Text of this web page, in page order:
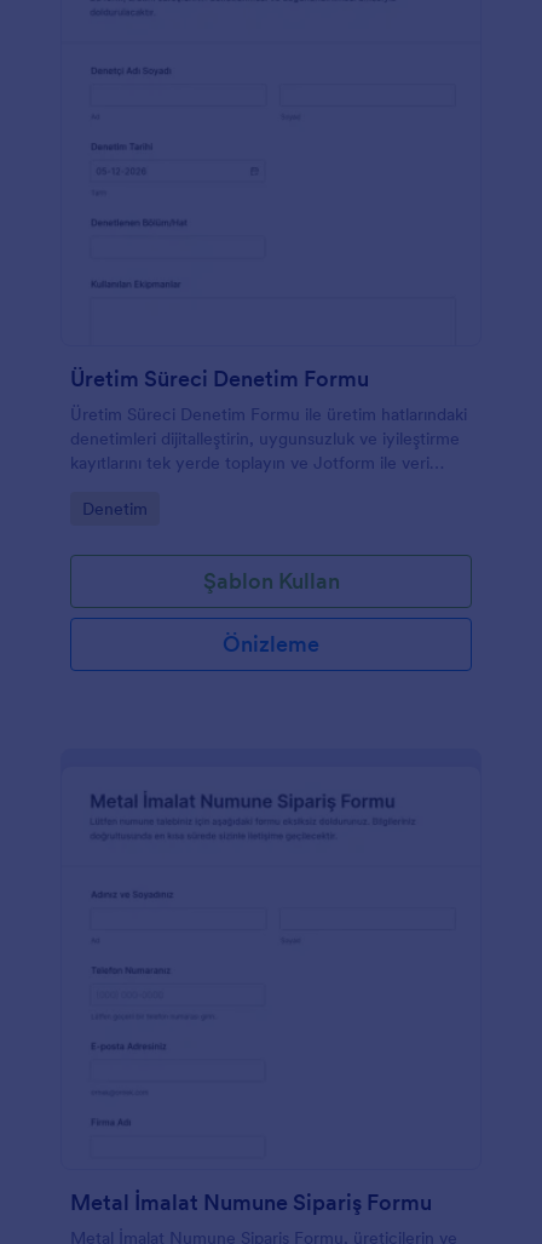
Üretim Süreci Denetim Formu
Üretim Süreci Denetim Formu ile üretim hatlarındaki
denetimleri dijitalleştirin, uygunsuzluk ve iyileştirme
kayıtlarını tek yerde toplayın ve Jotform ile veri
Go to Category:
Denetim
Şablon Kullan
Önizleme
Metal İmalat Numune Sipariş Formu
Metal İmalat Numune Sipariş Formu, üreticilerin ve